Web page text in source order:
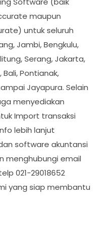
maupun
untuk seluruh
Jambi, Bengkulu,
Serang, Jakarta,
Pontianak,
Jayapura. Selain
menyediakan
Import transaksi
lebih lanjut
software akuntansi
menghubungi email
021-29018652
yang siap membantu